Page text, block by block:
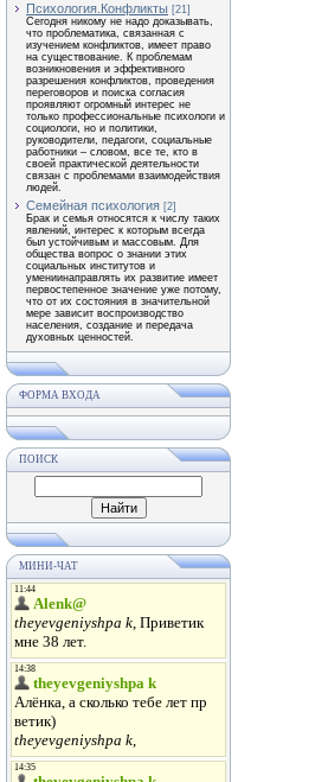
Психология.Конфликты [21]
Сегодня никому не надо доказывать,
что проблематика, связанная с
изучением конфликтов, имеет право
на существование. К проблемам
возникновения и эффективного
разрешения конфликтов, проведения
переговоров и поиска согласия
проявляют огромный интерес не
только профессиональные психологи и
социологи, но и политики,
руководители, педагоги, социальные
работники – словом, все те, кто в
своей практической деятельности
связан с проблемами взаимодействия
людей.
Семейная психология [2]
Брак и семья относятся к числу таких
явлений, интерес к которым всегда
был устойчивым и массовым. Для
общества вопрос о знании этих
социальных институтов и
умениинаправлять их развитие имеет
первостепенное значение уже потому,
что от их состояния в значительной
мере зависит воспроизводство
населения, создание и передача
духовных ценностей.
ФОРМА ВХОДА
ПОИСК
МИНИ-ЧАТ